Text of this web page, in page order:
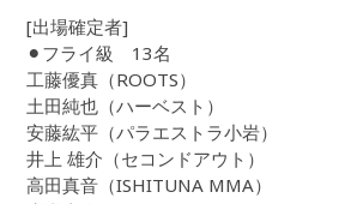
[出場確定者]
⚫︎フライ級 13名
工藤優真（ROOTS）
土田純也（ハーベスト）
安藤紘平（パラエストラ小岩）
井上 雄介（セコンドアウト）
高田真音（ISHITUNA MMA）